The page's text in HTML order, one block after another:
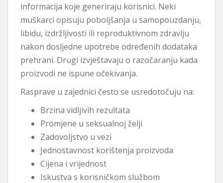
informacija koje generiraju korisnici. Neki
muškarci opisuju poboljšanja u samopouzdanju,
libidu, izdržljivosti ili reproduktivnom zdravlju
nakon dosljedne upotrebe određenih dodataka
prehrani. Drugi izvještavaju o razočaranju kada
proizvodi ne ispune očekivanja.
Rasprave u zajednici često se usredotočuju na:
Brzina vidljivih rezultata
Promjene u seksualnoj želji
Zadovoljstvo u vezi
Jednostavnost korištenja proizvoda
Cijena i vrijednost
Iskustva s korisničkom službom